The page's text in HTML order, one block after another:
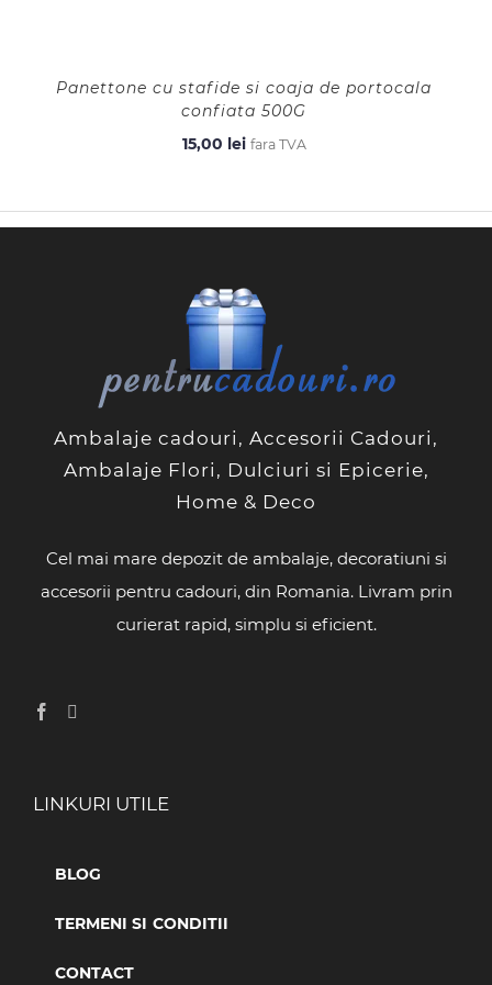
Panettone cu stafide si coaja de portocala
confiata 500G
15,00 lei fara TVA
Ambalaje cadouri, Accesorii Cadouri,
Ambalaje Flori, Dulciuri si Epicerie,
Home & Deco
Cel mai mare depozit de ambalaje, decoratiuni si
accesorii pentru cadouri, din Romania. Livram prin
curierat rapid, simplu si eficient.
LINKURI UTILE
BLOG
TERMENI SI CONDITII
CONTACT